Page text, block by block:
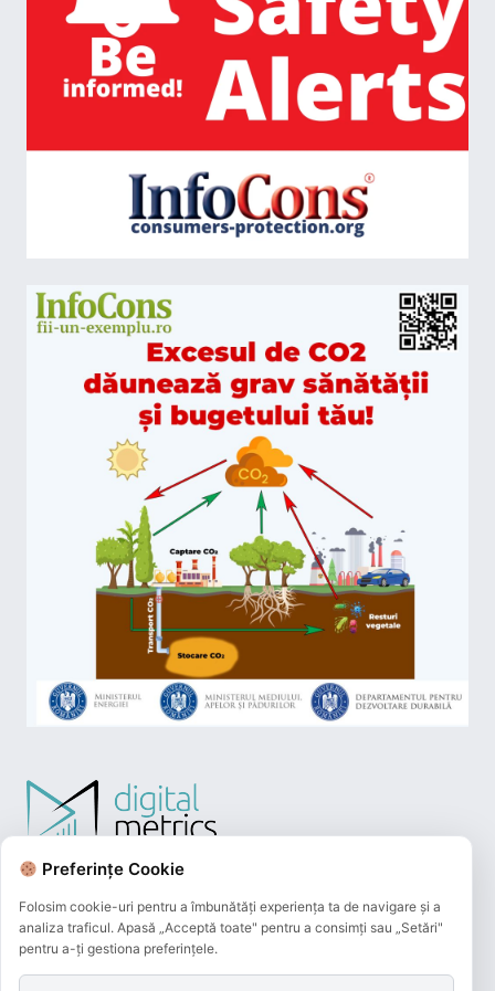
Preferințe Cookie
Folosim cookie-uri pentru a îmbunătăți experiența ta de navigare și a
analiza traficul. Apasă „Acceptă toate" pentru a consimți sau „Setări"
pentru a-ți gestiona preferințele.